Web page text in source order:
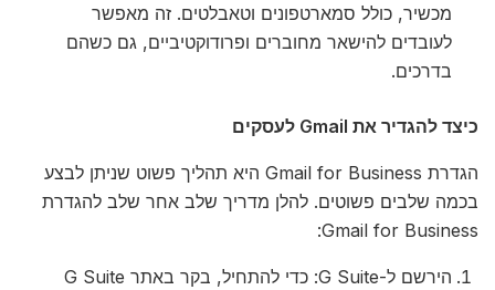
מכשיר, כולל סמארטפונים וטאבלטים. זה מאפשר
לעובדים להישאר מחוברים ופרודוקטיביים, גם כשהם
בדרכים.
כיצד להגדיר את Gmail לעסקים
הגדרת Gmail for Business היא תהליך פשוט שניתן לבצע
בכמה שלבים פשוטים. להלן מדריך שלב אחר שלב להגדרת
Gmail for Business:
הירשם ל-G Suite: כדי להתחיל, בקר באתר G Suite